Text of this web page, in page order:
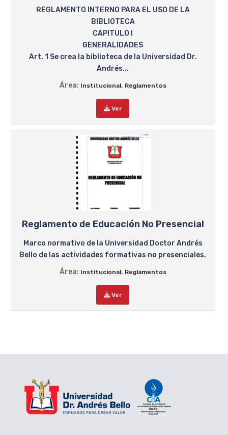
REGLAMENTO INTERNO PARA EL USO DE LA
BIBLIOTECA
CAPITULO I
GENERALIDADES
Art. 1 Se crea la biblioteca de la Universidad Dr.
Andrés...
Área: Institucional, Reglamentos
Ver
Reglamento de Educación No Presencial
Marco normativo de la Universidad Doctor Andrés
Bello de las actividades formativas no presenciales.
Área: Institucional, Reglamentos
Ver